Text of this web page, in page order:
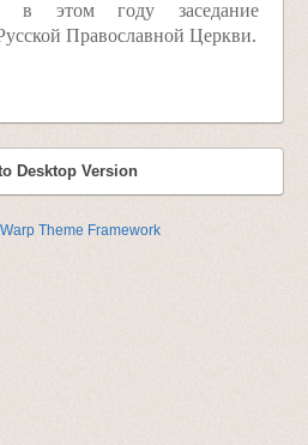
в этом году заседание
Православной Церкви.
Desktop Version
Warp Theme Framework